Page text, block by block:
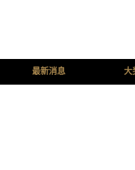
最新消息 大